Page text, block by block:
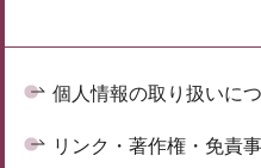
個人情報の取り扱いに
リンク・著作権・免責